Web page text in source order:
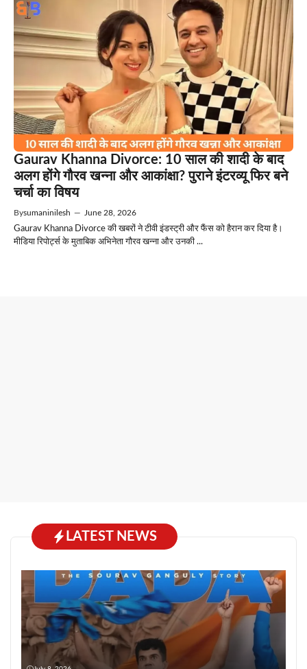
Gaurav Khanna Divorce: 10 साल की शादी के बाद
अलग होंगे गौरव खन्ना और आकांक्षा? पुराने इंटरव्यू फिर बने
चर्चा का विषय
Bysumaninilesh — June 28, 2026
Gaurav Khanna Divorce की खबरों ने टीवी इंडस्ट्री और फैंस को हैरान कर दिया है।
मीडिया रिपोर्ट्स के मुताबिक अभिनेता गौरव खन्ना और उनकी ...
LATEST NEWS